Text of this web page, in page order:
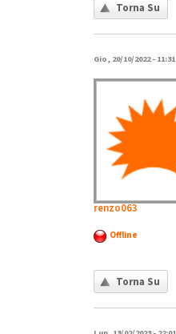
Torna Su
Gio, 20/10/2022 - 11:31
renzo063
Offline
Torna Su